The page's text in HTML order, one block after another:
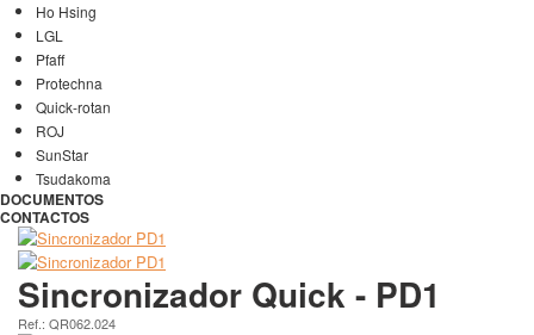
Ho Hsing
LGL
Pfaff
Protechna
Quick-rotan
ROJ
SunStar
Tsudakoma
DOCUMENTOS
CONTACTOS
Sincronizador Quick - PD1
Ref.: QR062.024